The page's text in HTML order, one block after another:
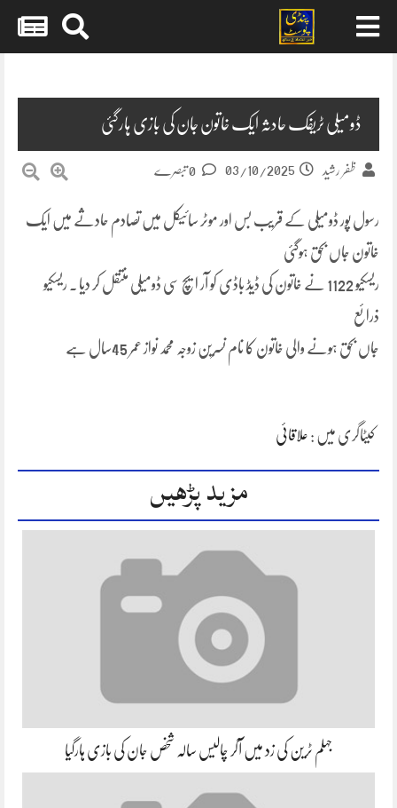
ڈومیلی ٹریفک حادثہ ایک خاتون جان کی بازی ہارگئی
ظفر رشید 03/10/2025
رسول پور ڈومیلی کے قریب بس اور موٹر سائیکل میں تصادم حادثے میں ایک
خاتون جاں بحق ہوگئی
ریسکیو 1122 نے خاتون کی ڈیڈ باڈی کو آر ایچ سی ڈومیلی منتقل کر دیا ۔ ریسکیو
ذرائع
جاں بحق ہونے والی خاتون کا نام نسرین زوجہ محمد نواز عمر 45سال ہے
کیٹاگری میں : علاقائی
مزید پڑھیں
جہلم ٹرین کی زد میں آکر چالیس سالہ شخص جان کی بازی ہارگیا